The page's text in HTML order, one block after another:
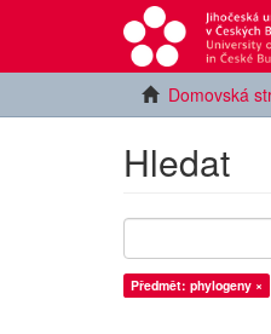
Domovská
Hledat
Předmět: phylogeny ×